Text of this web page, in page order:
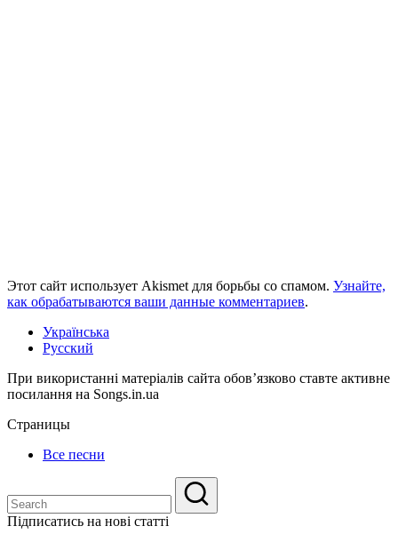
Этот сайт использует Akismet для борьбы со спамом. Узнайте,
как обрабатываются ваши данные комментариев.
Українська
Русский
При використанні матеріалів сайта обов’язково ставте активне
посилання на Songs.in.ua
Страницы
Все песни
Підписатись на нові статті